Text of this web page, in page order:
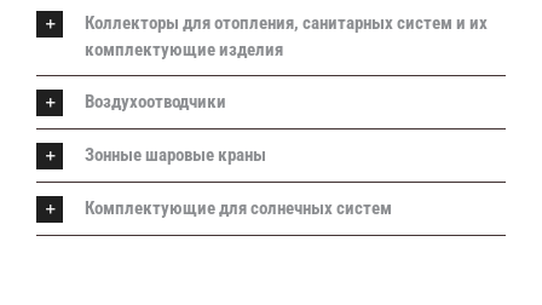
Коллекторы для отопления, санитарных систем и их
комплектующие изделия
Воздухоотводчики
Зонные шаровые краны
Комплектующие для солнечных систем